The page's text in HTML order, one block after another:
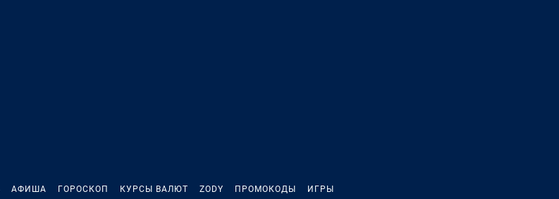
АФИША ГОРОСКОП КУРСЫ ВАЛЮТ ZODY ПРОМОКОДЫ ИГРЫ